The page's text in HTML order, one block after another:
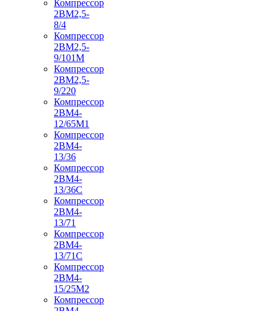
Компрессор
2ВМ2,5-
8/4
Компрессор
2ВМ2,5-
9/101М
Компрессор
2ВМ2,5-
9/220
Компрессор
2ВМ4-
12/65М1
Компрессор
2ВМ4-
13/36
Компрессор
2ВМ4-
13/36С
Компрессор
2ВМ4-
13/71
Компрессор
2ВМ4-
13/71С
Компрессор
2ВМ4-
15/25М2
Компрессор